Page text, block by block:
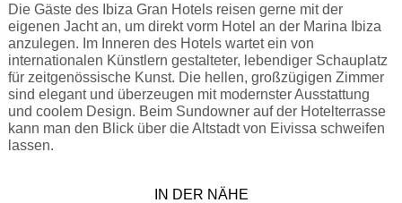
Die Gäste des Ibiza Gran Hotels reisen gerne mit der
eigenen Jacht an, um direkt vorm Hotel an der Marina Ibiza
anzulegen. Im Inneren des Hotels wartet ein von
internationalen Künstlern gestalteter, lebendiger Schauplatz
für zeitgenössische Kunst. Die hellen, großzügigen Zimmer
sind elegant und überzeugen mit modernster Ausstattung
und coolem Design. Beim Sundowner auf der Hotelterrasse
kann man den Blick über die Altstadt von Eivissa schweifen
lassen.
IN DER NÄHE